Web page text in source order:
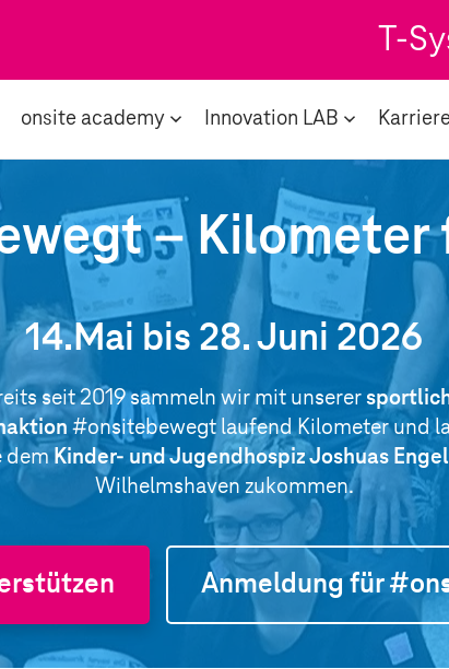
T-
onsite academy Innovation LAB Karriere
– Kilometer
14.Mai bis 28. Juni 2026
seit 2019 sammeln wir mit unserer
#onsitebewegt laufend Kilometer und
dem Kinder- und Jugendhospiz Joshuas
Wilhelmshaven zukommen.
Anmeldung für